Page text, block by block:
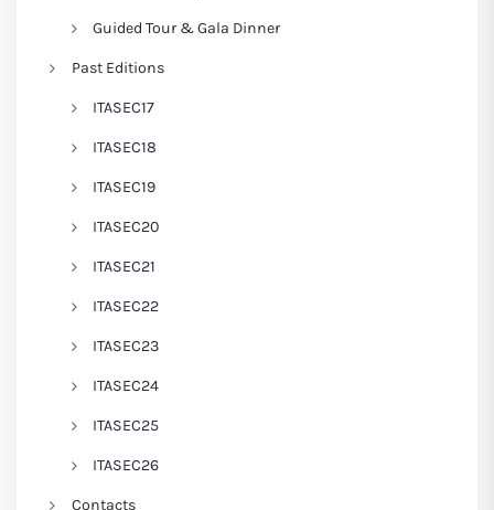
Guided Tour & Gala Dinner
Past Editions
ITASEC17
ITASEC18
ITASEC19
ITASEC20
ITASEC21
ITASEC22
ITASEC23
ITASEC24
ITASEC25
ITASEC26
Contacts